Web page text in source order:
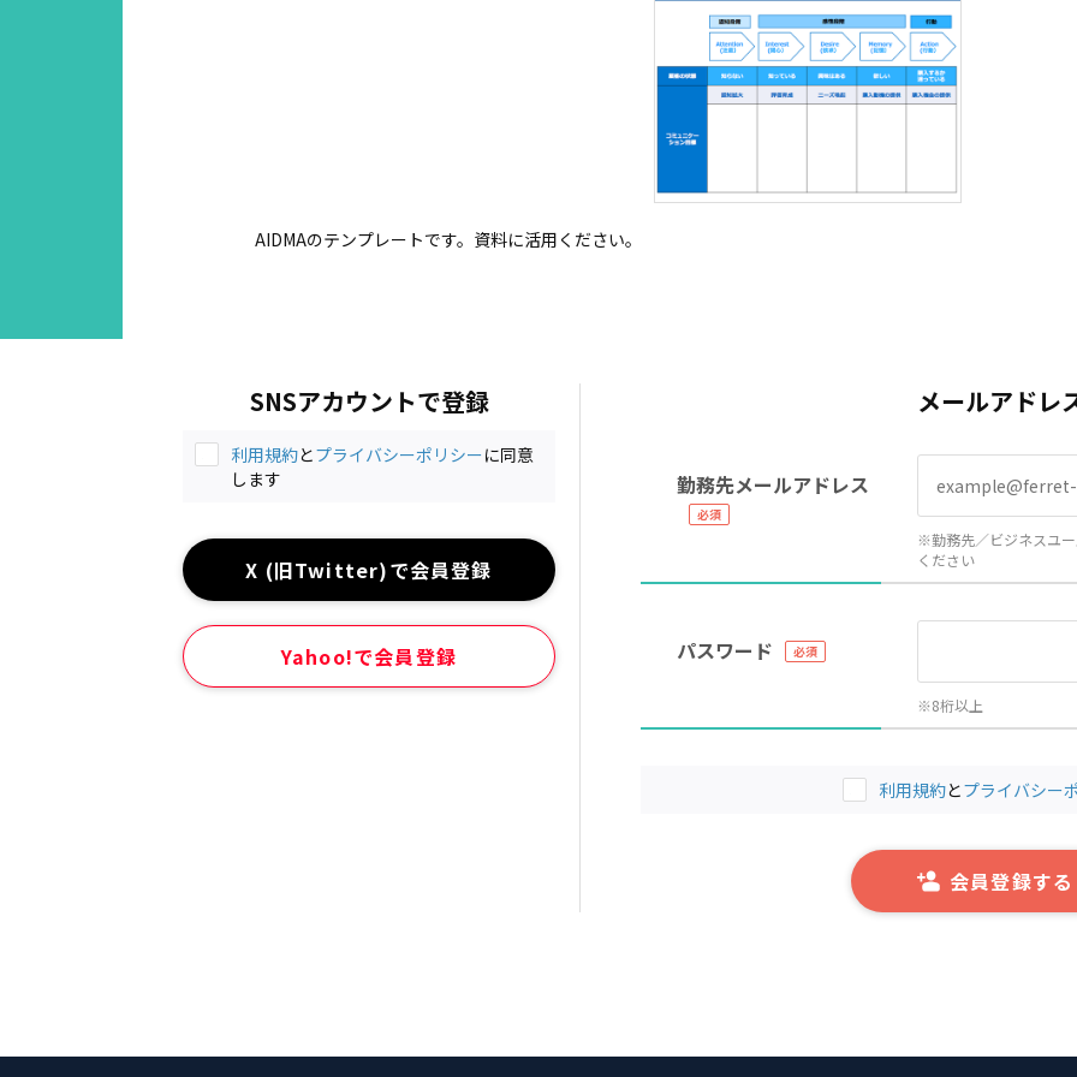
AIDMAのテンプレートです。資料に活用ください。
SNSアカウントで登録
利用規約とプライバシーポリシーに同意
します
X (旧Twitter)で会員登録
Yahoo!で会員登録
メールアドレ
勤務先メールアドレス
※勤務先／ビジネスユ
ください
パスワード
※8桁以上
利用規約とプライバシー
会員登録す